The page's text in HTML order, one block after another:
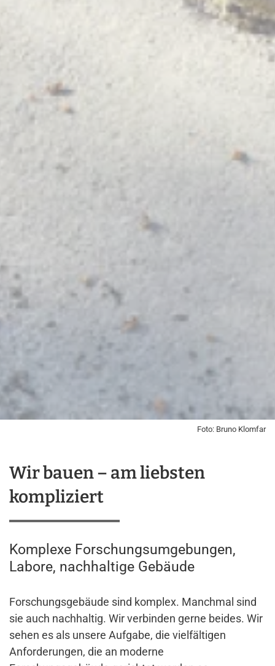
Foto: Bruno Klomfar
Wir bauen – am liebsten
kompliziert
Komplexe Forschungsumgebungen,
Labore, nachhaltige Gebäude
Forschungsgebäude sind komplex. Manchmal sind
sie auch nachhaltig. Wir verbinden gerne beides. Wir
sehen es als unsere Aufgabe, die vielfältigen
Anforderungen, die an moderne